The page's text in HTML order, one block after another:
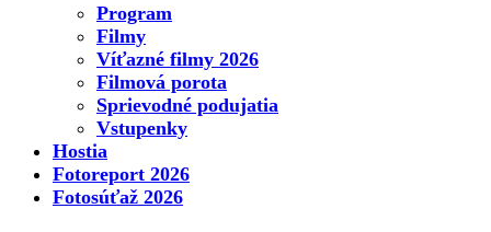
Program
Filmy
Víťazné filmy 2026
Filmová porota
Sprievodné podujatia
Vstupenky
Hostia
Fotoreport 2026
Fotosúťaž 2026